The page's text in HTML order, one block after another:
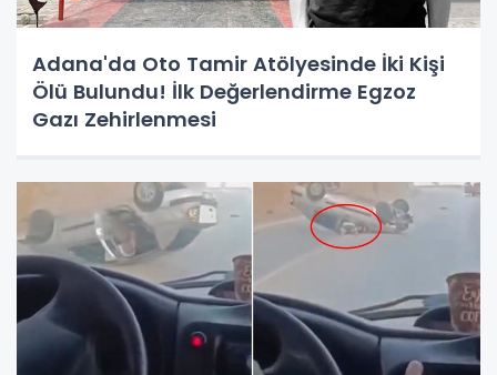
Adana'da Oto Tamir Atölyesinde İki Kişi
Ölü Bulundu! İlk Değerlendirme Egzoz
Gazı Zehirlenmesi